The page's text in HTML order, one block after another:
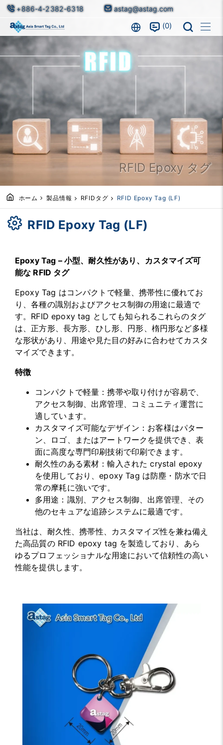
+886-4-2382-6318 astag@astag.com
0
RFID Epoxy タグ
ホーム 製品情報 RFIDタグ RFID Epoxy Tag (LF)
RFID Epoxy Tag (LF)
Epoxy Tag – 小型、耐久性があり、カスタマイズ可
能な RFID タグ
Epoxy Tag はコンパクトで軽量、携帯性に優れてお
り、各種の識別およびアクセス制御の用途に最適で
す。RFID epoxy tag としても知られるこれらのタグ
は、正方形、長方形、ひし形、円形、楕円形など多様
な形状があり、用途や見た目の好みに合わせてカスタ
マイズできます。
特徴
コンパクトで軽量：携帯や取り付けが容易で、
アクセス制御、出席管理、コミュニティ運営に
適しています。
カスタマイズ可能なデザイン：お客様はパター
ン、ロゴ、またはアートワークを提供でき、表
面に高度な専門印刷技術で印刷できます。
耐久性のある素材：輸入された crystal epoxy
を使用しており、epoxy Tag は防塵・防水で日
常の摩耗に強いです。
多用途：識別、アクセス制御、出席管理、その
他のセキュアな追跡システムに最適です。
当社は、耐久性、携帯性、カスタマイズ性を兼ね備え
た高品質の RFID epoxy tag を製造しており、あら
ゆるプロフェッショナルな用途において信頼性の高い
性能を提供します。